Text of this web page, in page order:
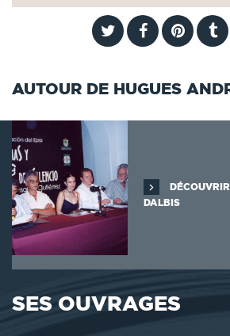
AUTOUR DE HUGUES
DALBIS
SES OUVRAGES